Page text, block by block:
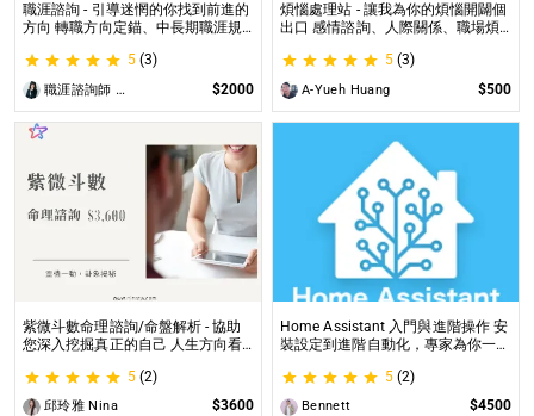
職涯諮詢 - 引導迷惘的你找到前進的
方向 轉職方向定錨、中長期職涯規
5 (3)
職涯諮詢師 阿紫 $2000
煩惱處理站 - 讓我為你的煩惱開闢個
出口 感情諮詢、人際關係、職場煩
5 (3)
A-Yueh Huang $500
紫微斗數命理諮詢/命盤解析 - 協助
您深入挖掘真正的自己 人生方向看
璀璨一生
5 (2)
邱玲雅 Nina $3600
Home Assistant 入門與進階操作 安
裝設定到進階自動化，專家為你一對
5 (2)
Bennett $4500